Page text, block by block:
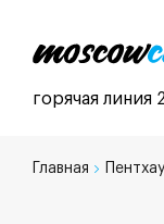
горячая линия
Главная